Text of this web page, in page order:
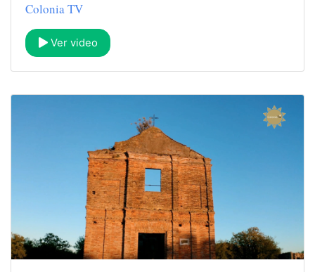
Colonia TV
Ver video